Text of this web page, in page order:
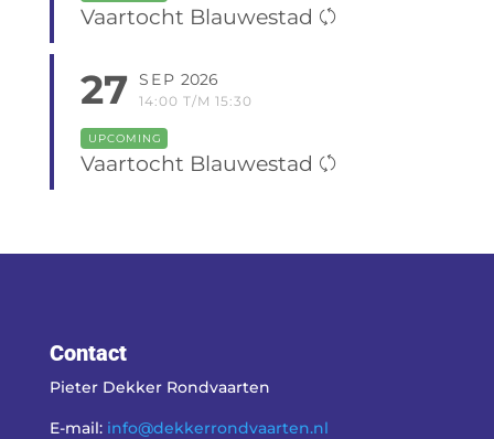
Vaartocht Blauwestad
27 SEP 2026
14:00 T/M 15:30
UPCOMING
Vaartocht Blauwestad
Contact
Pieter Dekker Rondvaarten
E-mail: info@dekkerrondvaarten.nl